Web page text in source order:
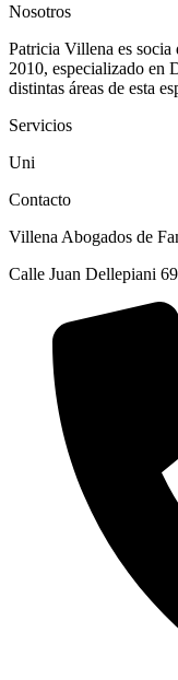
Nosotros
Patricia Villena es
2010, especializado en
distintas áreas de esta
Servicios
Uni
Contacto
Villena Abogados de
Calle Juan Dellepiani